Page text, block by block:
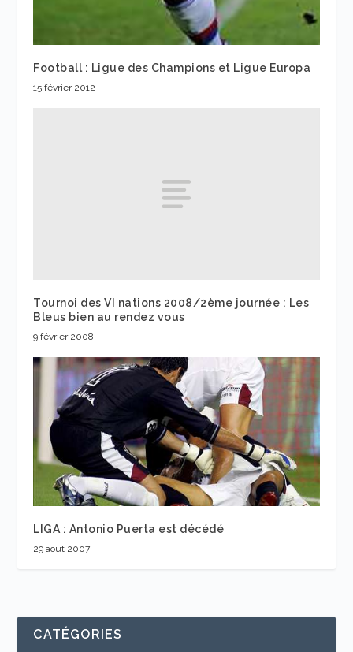
Football : Ligue des Champions et Ligue Europa
15 février 2012
Tournoi des VI nations 2008/2ème journée : Les
Bleus bien au rendez vous
9 février 2008
LIGA : Antonio Puerta est décédé
29 août 2007
CATÉGORIES